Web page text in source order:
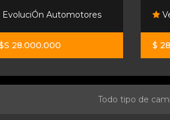
EvoluciÓn Automotores
28.000.000 $
Todo tipo de